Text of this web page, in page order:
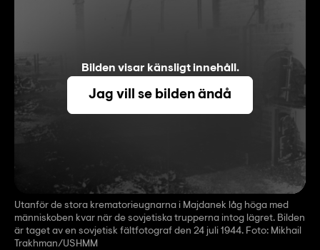
Bilden visar känsligt innehåll.
Jag vill se bilden ändå
Utanför de stora krematorieugnarna i Majdanek låg höga med
människoben kvar när de sovjetiska trupperna intog lägret. Bilden
är taget av en sovjetisk fältfotograf den 24 juli 1944. Foto: Mikhail
Trakhman/USHMM